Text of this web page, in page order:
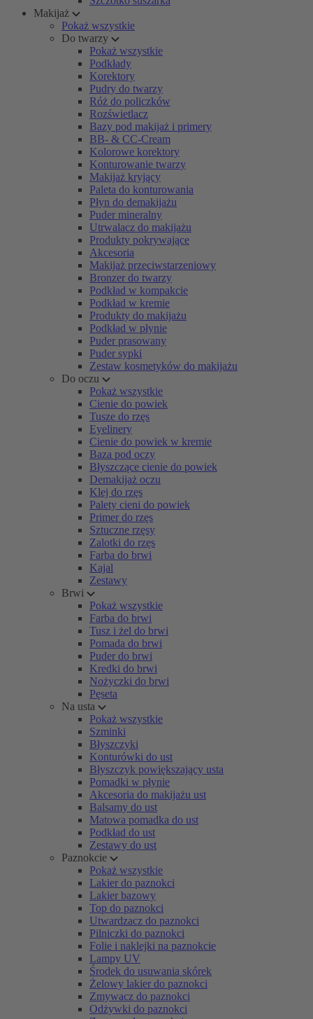
Makijaż
Pokaż wszystkie
Do twarzy
Pokaż wszystkie
Podkłady
Korektory
Pudry do twarzy
Róż do policzków
Rozświetlacz
Bazy pod makijaż i primery
BB- & CC-Cream
Kolorowe korektory
Konturowanie twarzy
Makijaż kryjący
Paleta do konturowania
Płyn do demakijażu
Puder mineralny
Utrwalacz do makijażu
Produkty pokrywające
Akcesoria
Makijaż przeciwstarzeniowy
Bronzer do twarzy
Podkład w kompakcie
Podkład w kremie
Produkty do makijażu
Podkład w płynie
Puder prasowany
Puder sypki
Zestaw kosmetyków do makijażu
Do oczu
Pokaż wszystkie
Cienie do powiek
Tusze do rzęs
Eyelinery
Cienie do powiek w kremie
Baza pod oczy
Błyszczące cienie do powiek
Demakijaż oczu
Klej do rzęs
Palety cieni do powiek
Primer do rzęs
Sztuczne rzęsy
Zalotki do rzęs
Farba do brwi
Kajal
Zestawy
Brwi
Pokaż wszystkie
Farba do brwi
Tusz i żel do brwi
Pomada do brwi
Puder do brwi
Kredki do brwi
Nożyczki do brwi
Pęseta
Na usta
Pokaż wszystkie
Szminki
Błyszczyki
Konturówki do ust
Błyszczyk powiększający usta
Pomadki w płynie
Akcesoria do makijażu ust
Balsamy do ust
Matowa pomadka do ust
Podkład do ust
Zestawy do ust
Paznokcie
Pokaż wszystkie
Lakier do paznokci
Lakier bazowy
Top do paznokci
Utwardzacz do paznokci
Pilniczki do paznokci
Folie i naklejki na paznokcie
Lampy UV
Środek do usuwania skórek
Żelowy lakier do paznokci
Zmywacz do paznokci
Odżywki do paznokci